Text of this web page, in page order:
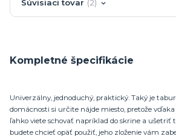
Súvisiaci tovar 2
Kompletné špecifikácie
Univerzálny, jednoduchý, praktický. Taký je
domácnosti si určite nájde miesto, pretože
ľahko viete schovať napríklad do skrine a ušetriť
budete chcieť opäť použiť, jeho zloženie vám